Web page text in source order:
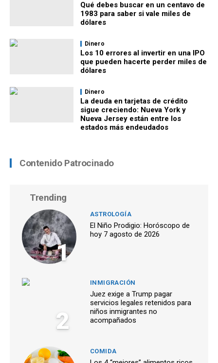
Qué debes buscar en un centavo de
1983 para saber si vale miles de
dólares
Dinero
Los 10 errores al invertir en una IPO
que pueden hacerte perder miles de
dólares
Dinero
La deuda en tarjetas de crédito
sigue creciendo: Nueva York y
Nueva Jersey están entre los
estados más endeudados
Contenido Patrocinado
Trending
1
ASTROLOGÍA
El Niño Prodigio: Horóscopo de
hoy 7 agosto de 2026
2
INMIGRACIÓN
Juez exige a Trump pagar
servicios legales retenidos para
niños inmigrantes no
acompañados
COMIDA